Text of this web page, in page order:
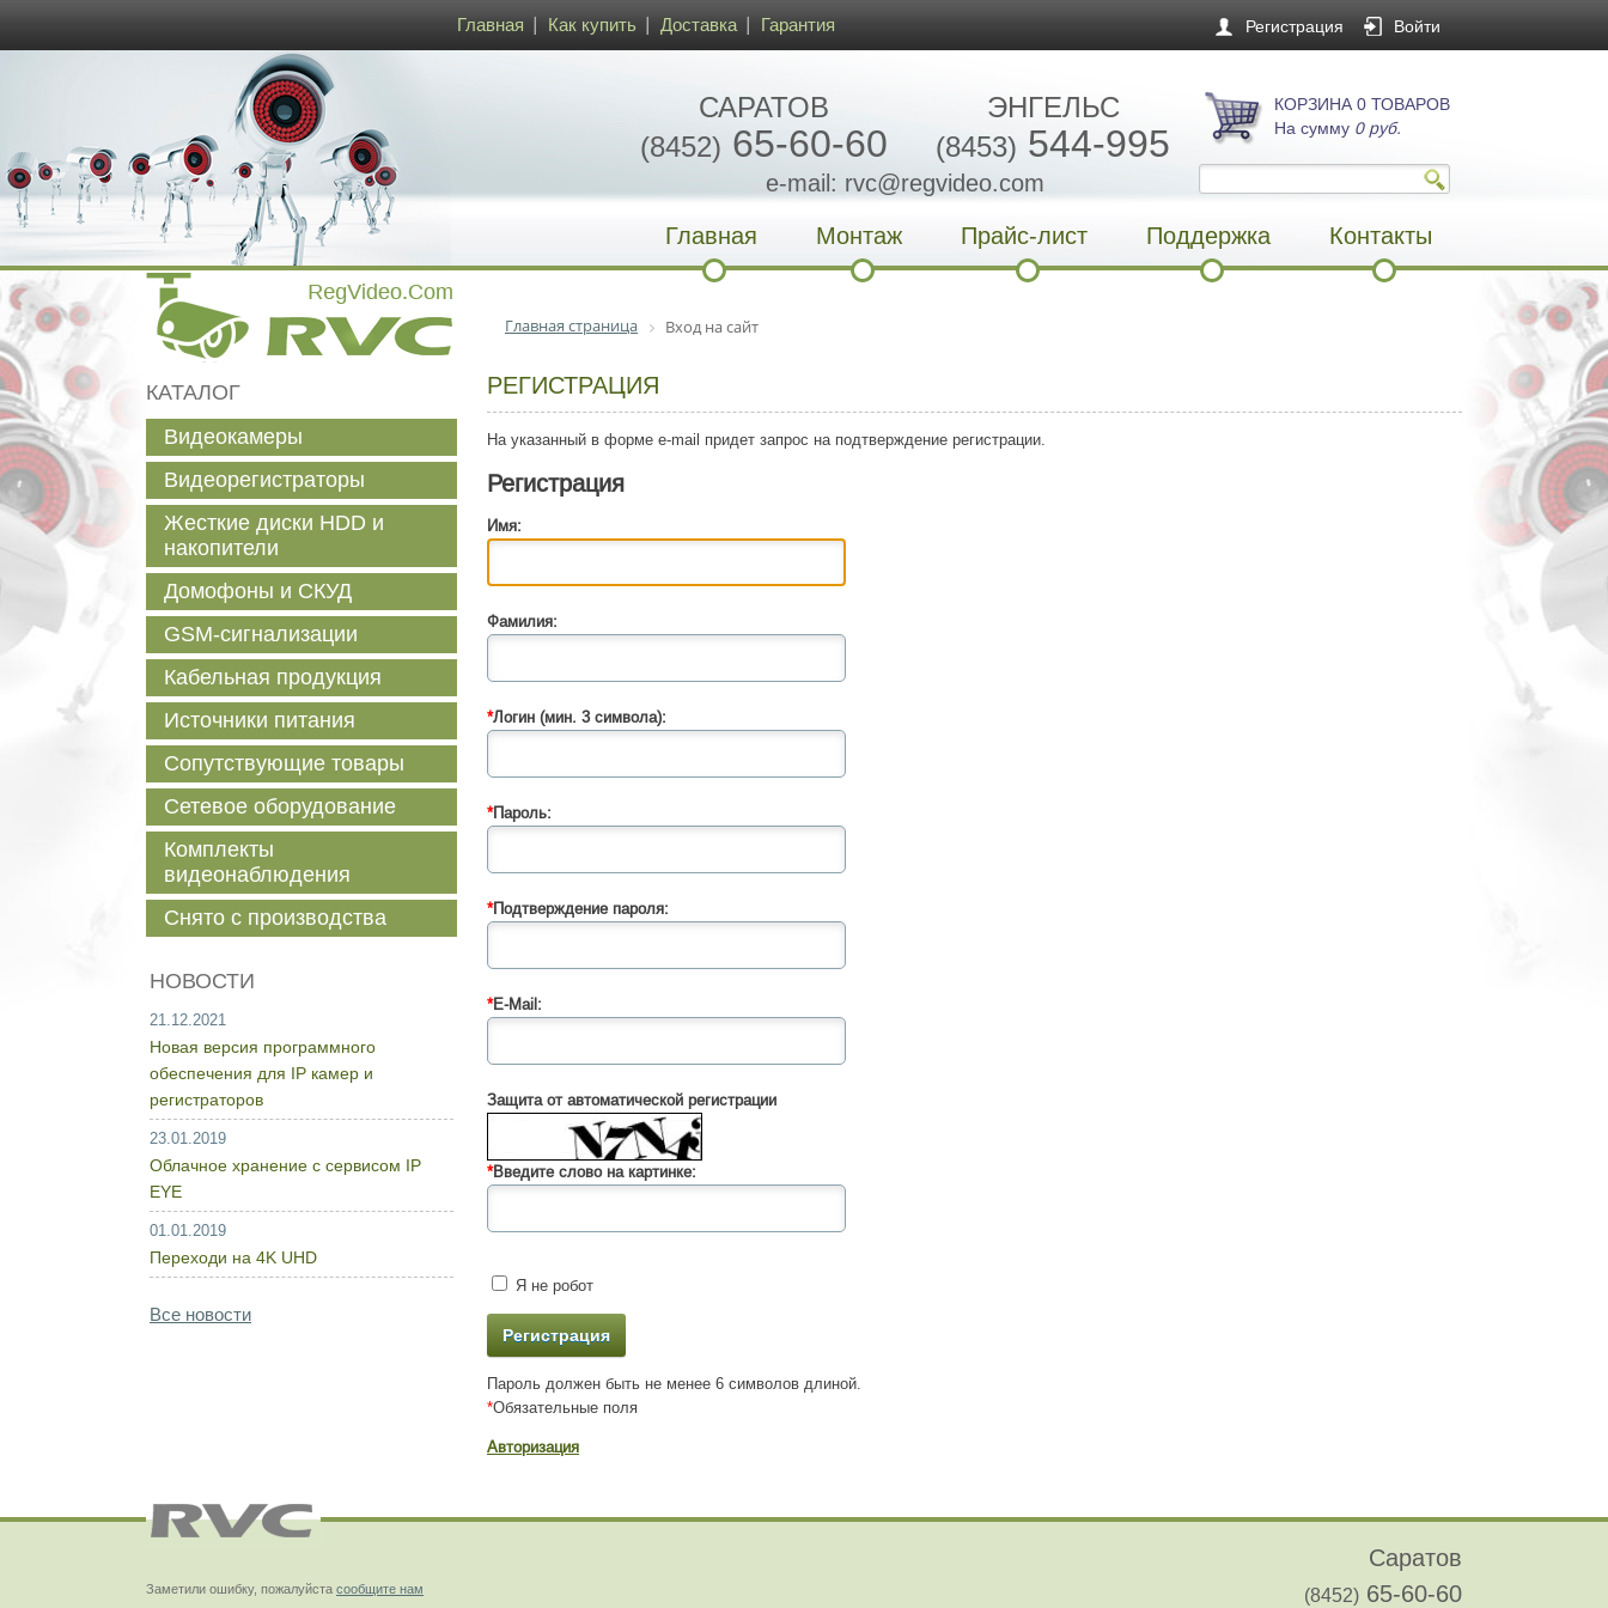
Главная Как купить Доставка Гарантия Регистрация Войти
САРАТОВ
(8452) 65-60-60
ЭНГЕЛЬС
(8453) 544-995
e-mail: rvc@regvideo.com
КОРЗИНА 0 ТОВАРОВ
На сумму 0 руб.
Главная Монтаж Прайс-лист Поддержка Контакты
Главная страница Вход на сайт
РЕГИСТРАЦИЯ
На указанный в форме e-mail придет запрос на подтверждение регистрации.
Регистрация
Имя:
Фамилия:
*Логин (мин. 3 символа):
*Пароль:
*Подтверждение пароля:
*E-Mail:
Защита от автоматической регистрации
*Введите слово на картинке:
Я не робот
Пароль должен быть не менее 6 символов длиной.
*Обязательные поля
Авторизация
КАТАЛОГ
Видеокамеры
Видеорегистраторы
Жесткие диски HDD и
накопители
Домофоны и СКУД
GSM-сигнализации
Кабельная продукция
Источники питания
Сопутствующие товары
Сетевое оборудование
Комплекты
видеонаблюдения
Снято с производства
НОВОСТИ
21.12.2021
Новая версия программного
обеспечения для IP камер и
регистраторов
23.01.2019
Облачное хранение с сервисом IP
EYE
01.01.2019
Переходи на 4K UHD
Все новости
Заметили ошибку, пожалуйста сообщите нам
Саратов
(8452) 65-60-60